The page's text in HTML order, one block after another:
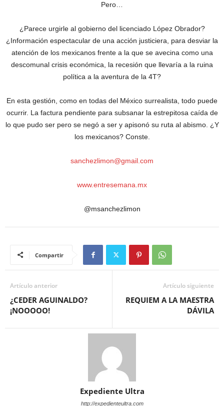
Pero…
¿Parece urgirle al gobierno del licenciado López Obrador?
¿Información espectacular de una acción justiciera, para desviar la
atención de los mexicanos frente a la que se avecina como una
descomunal crisis económica, la recesión que llevaría a la ruina
política a la aventura de la 4T?
En esta gestión, como en todas del México surrealista, todo puede
ocurrir. La factura pendiente para subsanar la estrepitosa caída de
lo que pudo ser pero se negó a ser y apisonó su ruta al abismo. ¿Y
los mexicanos? Conste.
sanchezlimon@gmail.com
www.entresemana.mx
@msanchezlimon
Compartir
Artículo anterior
¿CEDER AGUINALDO?
¡NOOOOO!
Artículo siguiente
REQUIEM A LA MAESTRA
DÁVILA
Expediente Ultra
http://expedienteultra.com